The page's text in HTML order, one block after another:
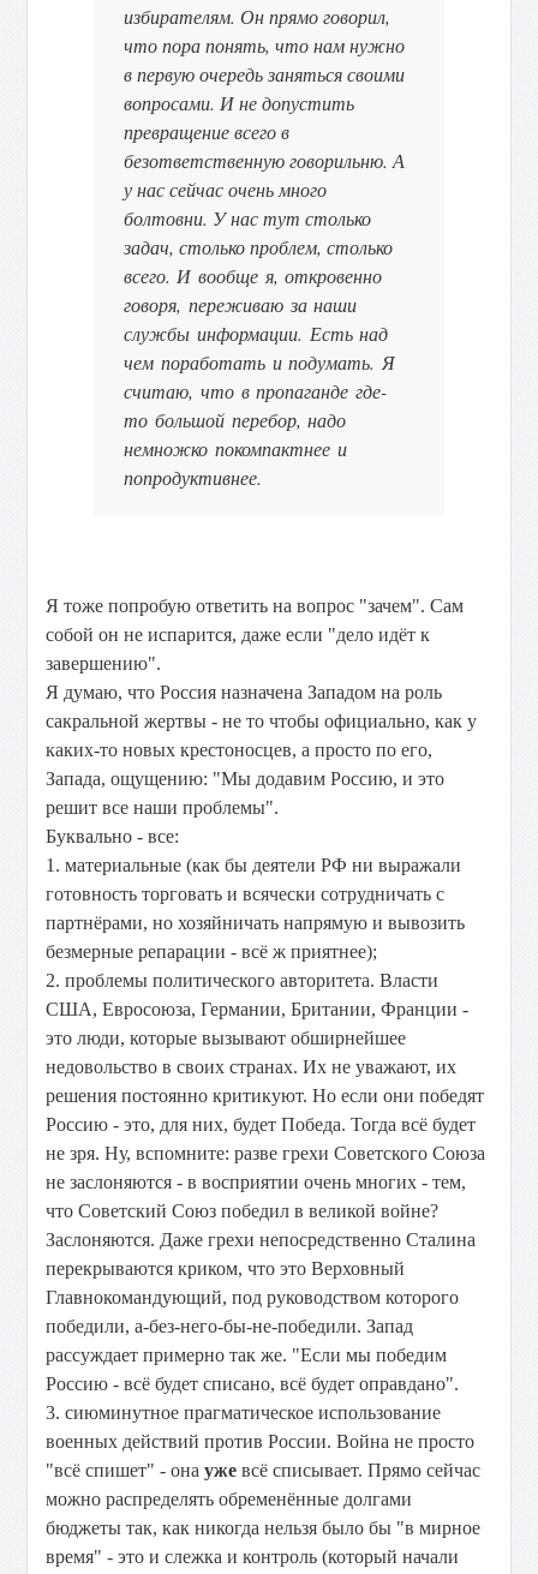
избирателям. Он прямо говорил,
что пора понять, что нам нужно
в первую очередь заняться своими
вопросами. И не допустить
превращение всего в
безответственную говорильню. А
у нас сейчас очень много
болтовни. У нас тут столько
задач, столько проблем, столько
всего. И вообще я, откровенно
говоря, переживаю за наши
службы информации. Есть над
чем поработать и подумать. Я
считаю, что в пропаганде где-
то большой перебор, надо
немножко покомпактнее и
попродуктивнее.
Я тоже попробую ответить на вопрос "зачем". Сам
собой он не испарится, даже если "дело идёт к
завершению".
Я думаю, что Россия назначена Западом на роль
сакральной жертвы - не то чтобы официально, как у
каких-то новых крестоносцев, а просто по его,
Запада, ощущению: "Мы додавим Россию, и это
решит все наши проблемы".
Буквально - все:
1. материальные (как бы деятели РФ ни выражали
готовность торговать и всячески сотрудничать с
партнёрами, но хозяйничать напрямую и вывозить
безмерные репарации - всё ж приятнее);
2. проблемы политического авторитета. Власти
США, Евросоюза, Германии, Британии, Франции -
это люди, которые вызывают обширнейшее
недовольство в своих странах. Их не уважают, их
решения постоянно критикуют. Но если они победят
Россию - это, для них, будет Победа. Тогда всё будет
не зря. Ну, вспомните: разве грехи Советского Союза
не заслоняются - в восприятии очень многих - тем,
что Советский Союз победил в великой войне?
Заслоняются. Даже грехи непосредственно Сталина
перекрываются криком, что это Верховный
Главнокомандующий, под руководством которого
победили, а-без-него-бы-не-победили. Запад
рассуждает примерно так же. "Если мы победим
Россию - всё будет списано, всё будет оправдано".
3. сиюминутное прагматическое использование
военных действий против России. Война не просто
"всё спишет" - онауже всё списывает. Прямо сейчас
можно распределять обременённые долгами
бюджеты так, как никогда нельзя было бы "в мирное
время" - это и слежка и контроль (который начали